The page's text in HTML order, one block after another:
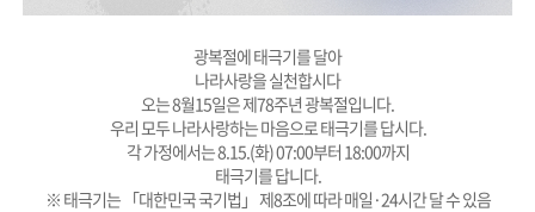
광복절에 태극기를 달아
나라사랑을 실천합시다
오는 8월15일은 제78주년 광복절입니다.
우리 모두 나라사랑하는 마음으로 태극기를 답시다.
각 가정에서는 8.15.(화) 07:00부터 18:00까지
태극기를 답니다.
※ 태극기는 「대한민국 국기법」 제8조에 따라 매일·24시간 달 수 있음